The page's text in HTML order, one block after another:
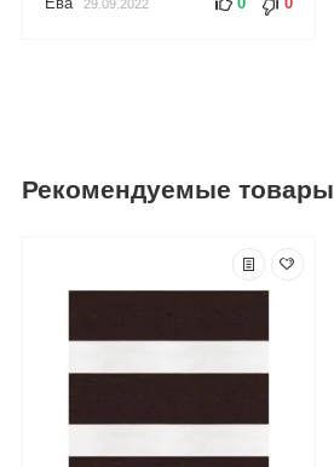
Ева 29.09.2022 0 0
Рекомендуемые товары